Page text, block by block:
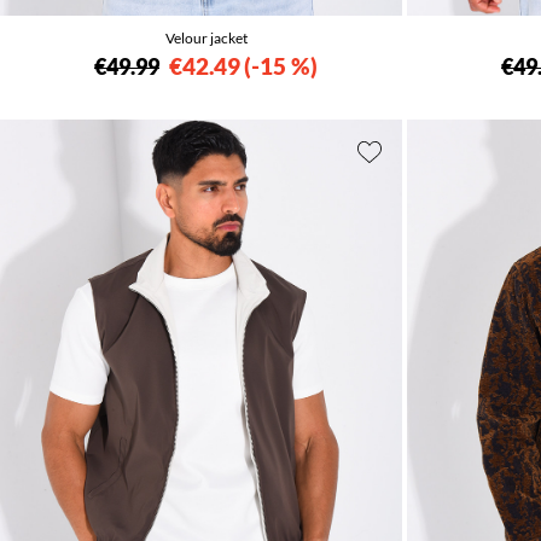
Velour jacket
€49.99 €42.49 -15 %